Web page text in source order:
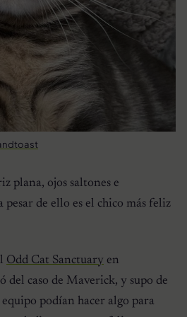
plana, ojos saltones e
de ello es el chico más feliz
Odd Cat Sanctuary en
del caso de Maverick, y supo de
podían hacer algo para